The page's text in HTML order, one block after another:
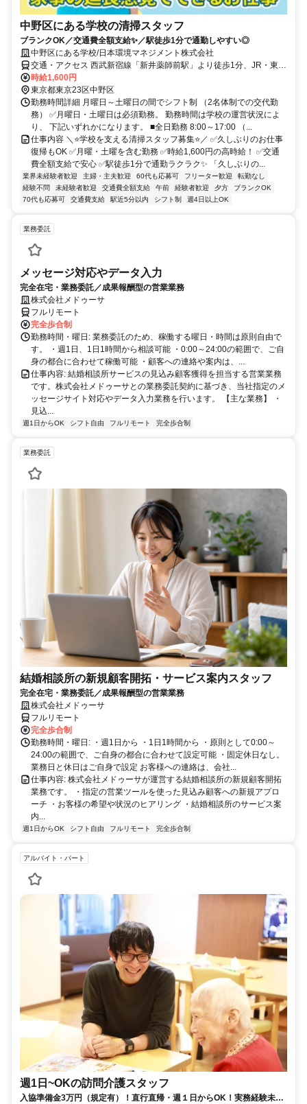
中野区にある学校の清掃スタッフ
ブランクOK／交通費全額支給✨／駅徒歩1分で通勤しやすい◎
中野区にある学校/日本環境マネジメント株式会社
交通・アクセス 西武新宿線「新井薬師前駅」より徒歩1分、JR・東京
メトロ東西線「中野駅」より徒歩17分、関東バス・国際興業バス（江
古田・池袋行）「上高田中通り」下車すぐ
時給1,600円
東京都東京23区中野区
勤務時間詳細 月曜日～土曜日の間でシフト制 （2名体制での交代勤
務） ✅月曜日・土曜日は必須勤務。 勤務時間は学校の運営状況によ
り、 下記いずれかになります。 ■全日勤務 8:00～17:00 （...
仕事内容 ＼⭐学校を支える清掃スタッフ募集⭐／ ✅久しぶりのお仕事
復帰もOK ✅月曜・土曜を含む勤務 ✅時給1,600円の高時給！ ✅交通
費全額支給で安心 ✅駅徒歩1分で通勤ラクラク✨ 「久しぶりの...
業界未経験者歓迎 主婦・主夫歓迎 60代も応募可 フリーター歓迎
転勤なし
経験不問
未経験者歓迎 交通費全額支給 午前 経験者歓迎 夕方
ブランクOK
70代も応募可
交通費支給 駅近5分以内 シフト制 週4日以上OK
業務委託
メッセージ対応やデータ入力
完全在宅・業務委託／成果報酬型の営業業務
株式会社メドゥーサ
フルリモート
完全歩合制
勤務時間・曜日: 業務委託のため、稼働する曜日・時間は原則自由で
す。 ・週1日、1日1時間から相談可能 ・0:00～24:00の範囲で、ご自
身の都合に合わせて稼働可能 ・顧客への連絡や案内は、...
仕事内容: 結婚相談所サービスの見込み顧客獲得を担当する営業業務
です。株式会社メドゥーサとの業務委託契約に基づき、当社指定のメ
ッセージサイト対応やデータ入力業務を行います。 【主な業務】 ・
見込...
週1日からOK シフト自由 フルリモート 完全歩合制
業務委託
結婚相談所の新規顧客開拓・サービス案内スタッフ
完全在宅・業務委託／成果報酬型の営業業務
株式会社メドゥーサ
フルリモート
完全歩合制
勤務時間・曜日: ・週1日から ・1日1時間から ・原則として0:00～
24:00の範囲で、ご自身の都合に合わせて設定可能 ・固定休日なし。
業務日と休日はご自身で設定 お客様への連絡は、会社...
仕事内容: 株式会社メドゥーサが運営する結婚相談所の新規顧客開拓
業務です。 ・指定の営業ツールを使った見込み顧客への新規アプロ
ーチ ・お客様の希望や状況のヒアリング ・結婚相談所のサービス案
内...
週1日からOK シフト自由 フルリモート 完全歩合制
アルバイト・パート
週1日~OKの訪問介護スタッフ
入協準備金3万円（規定有）！直行直帰・週１日からOK！実務経験未経